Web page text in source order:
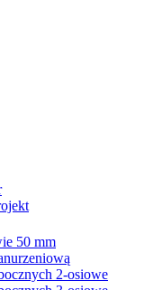
50 mm
2-osiowe